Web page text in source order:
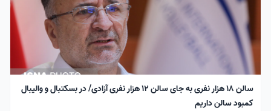
سالن ۱۸ هزار نفری به جای سالن ۱۲ هزار نفری آزادی/ در بسکتبال و والیبال
کمبود سالن داریم